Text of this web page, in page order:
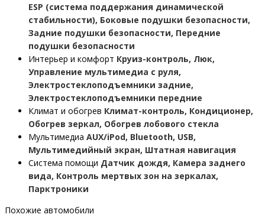
ESP (система поддержания динамической
стабильности), Боковые подушки безопасности,
Задние подушки безопасности, Передние
подушки безопасности
Интерьер и комфорт Круиз-контроль, Люк,
Управление мультимедиа с руля,
Электростеклоподъемники задние,
Электростеклоподъемники передние
Климат и обогрев Климат-контроль, Кондиционер,
Обогрев зеркал, Обогрев лобового стекла
Мультимедиа AUX/iPod, Bluetooth, USB,
Мультимедийный экран, Штатная навигация
Система помощи Датчик дождя, Камера заднего
вида, Контроль мертвых зон на зеркалах,
Парктроники
Похожие автомобили